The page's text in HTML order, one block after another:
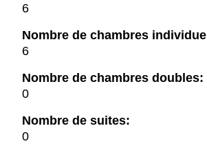
6
Nombre de chambres
6
Nombre de chambres doubles:
0
Nombre de suites:
0